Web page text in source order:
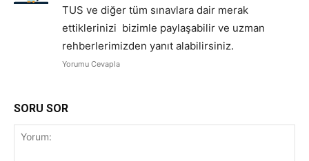
TUS ve diğer tüm sınavlara dair merak
ettiklerinizi bizimle paylaşabilir ve uzman
rehberlerimizden yanıt alabilirsiniz.
Yorumu Cevapla
SORU SOR